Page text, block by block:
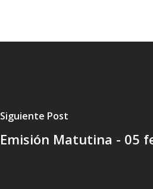
Siguiente Post
Emisión Matutina - 05